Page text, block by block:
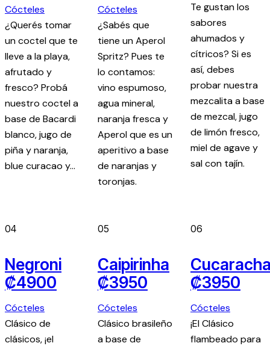
Cócteles
¿Querés tomar
un coctel que te
lleve a la playa,
afrutado y
fresco? Probá
nuestro coctel a
base de Bacardi
blanco, jugo de
piña y naranja,
blue curacao y…
Cócteles
¿Sabés que
tiene un Aperol
Spritz? Pues te
lo contamos:
vino espumoso,
agua mineral,
naranja fresca y
Aperol que es un
aperitivo a base
de naranjas y
toronjas.
Te gustan los
sabores
ahumados y
cítricos? Si es
así, debes
probar nuestra
mezcalita a base
de mezcal, jugo
de limón fresco,
miel de agave y
sal con tajín.
04
Negroni
₡4900
Cócteles
Clásico de
clásicos, ¡el
05
Caipirinha
₡3950
Cócteles
Clásico brasileño
a base de
06
₡3950
Cócteles
¡El Clásico
flambeado para